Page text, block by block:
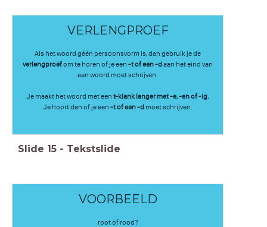
VERLENGPROEF
Als het woord géén persoonsvorm is, dan gebruik je de
verlengproefom te horen of je een -t of een -daan het eind van
een woord moet schrijven.
Je maakt het woord met een t-klank langer met -e, -en of -ig.
Je hoort dan of je een -t of een -dmoet schrijven.
Slide 15 - Tekstslide
VOORBEELD
root of rood?